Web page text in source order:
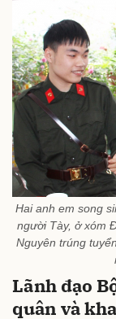
Hai anh em song
người Tày, ở xóm
Nguyên trúng
Lãnh đạo
quân và